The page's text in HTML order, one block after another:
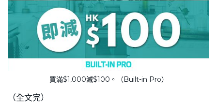
買滿$1,000減$100。（Built-in Pro）
（全文完）